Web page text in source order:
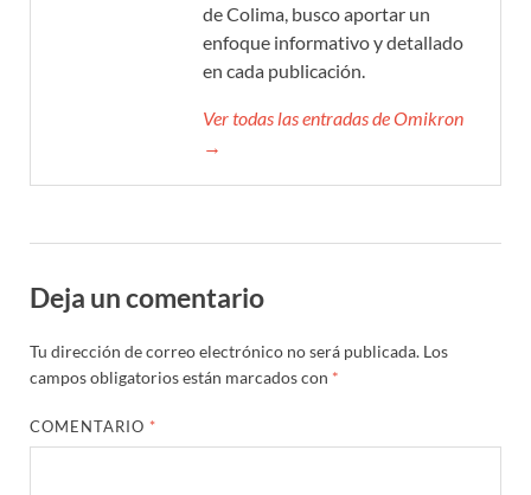
de Colima, busco aportar un
enfoque informativo y detallado
en cada publicación.
Ver todas las entradas de Omikron
→
Deja un comentario
Tu dirección de correo electrónico no será publicada. Los
campos obligatorios están marcados con *
COMENTARIO *